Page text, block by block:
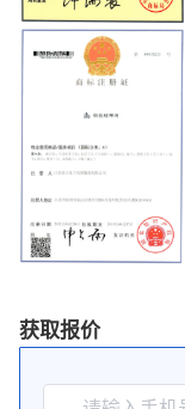
获取报价